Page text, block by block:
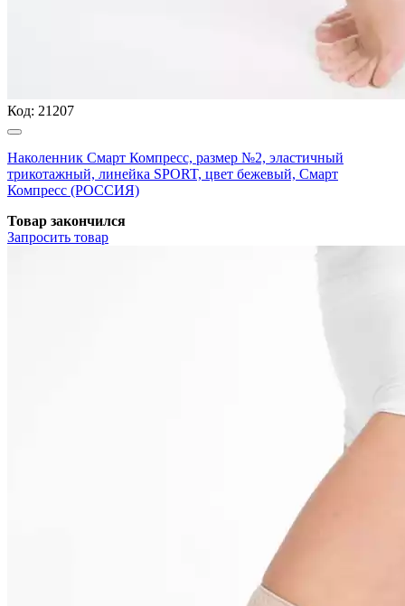
Код: 21207
Наколенник Смарт Компресс, размер №2, эластичный
трикотажный, линейка SPORT, цвет бежевый, Смарт
Компресс (РОССИЯ)
Товар закончился
Запросить товар